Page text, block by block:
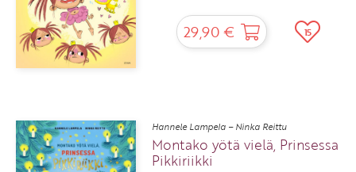
29,90 € 15
Hannele Lampela – Ninka Reittu
Montako yötä vielä, Prinsessa
Pikkiriikki